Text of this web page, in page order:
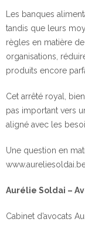
Les banques
tandis que leurs
règles en matière
organisations,
produits encore
Cet arrêté royal,
pas important vers
aligné avec les
Une question en
Aurélie Soldai –
Cabinet d’avocats